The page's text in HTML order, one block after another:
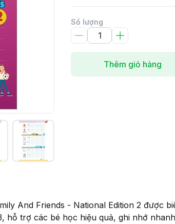
Số lượng
Thêm giỏ hàng
And Friends - National Edition 2 được
hỗ trợ các bé học hiệu quả, ghi nhớ